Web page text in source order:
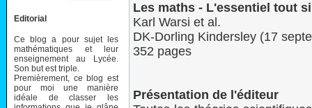
Editorial
Ce blog a pour sujet les
mathématiques et leur
enseignement au Lycée.
Son but est triple.
Premièrement, ce blog est
pour moi une manière
idéale de classer les
Les maths - L'essentiel tout
Karl Warsi et al.
DK-Dorling Kindersley (17
352 pages
Présentation de l'éditeur